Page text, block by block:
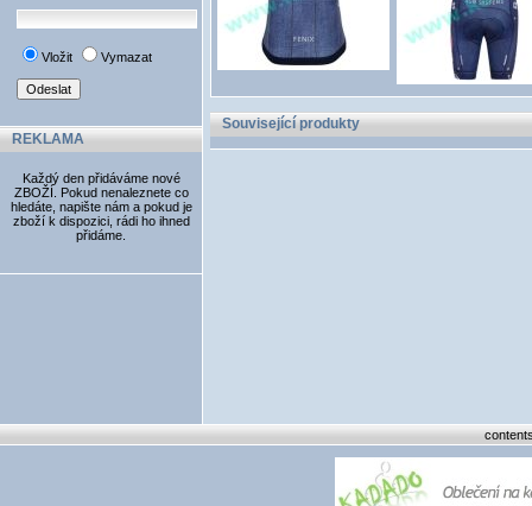
Vložit Vymazat
REKLAMA
Každý den přidáváme nové
ZBOŽÍ. Pokud nenaleznete co
hledáte, napište nám a pokud je
zboží k dispozici, rádi ho ihned
přidáme.
Související produkty